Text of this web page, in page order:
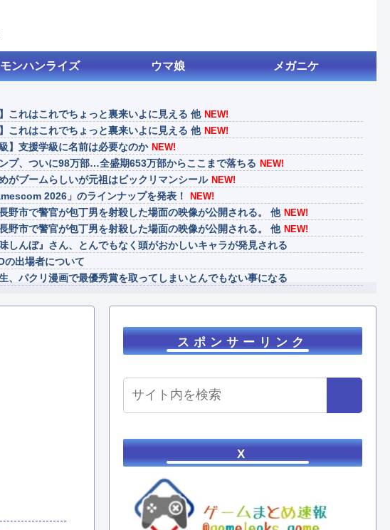
モンハンライズ ウマ娘 メガニケ
これはこれでちょっと裏来いよに見える 他 NEW!
これはこれでちょっと裏来いよに見える 他 NEW!
】支援学級に名前は必要なのか NEW!
ンプ、ついに98万部…全盛期653万部からここまで落ちる NEW!
がブームらしいが元祖はビックリマンシール NEW!
2026」のラインナップを発表！ NEW!
長野市で警官が包丁男を射殺した場面の映像が公開される。 他 NEW!
長野市で警官が包丁男を射殺した場面の映像が公開される。 他 NEW!
味しんぼ』さん、とんでもなく頭がおかしいキャラが発見される
の出場者について
生、パクリ漫画で最優秀賞を取ってしまいとんでもない事になる
成功したけど、ダスクブラッドは爆死しそうだよね笑
スポンサーリンク
X